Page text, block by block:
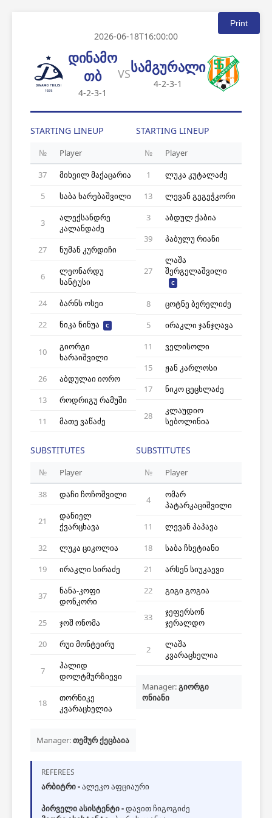
Print
2026-06-18T16:00:00
დინამო
თბ
4-2-3-1
VSსამგურალი
4-2-3-1
STARTING LINEUP
№
Player
37
მიხეილ მაქაცარია
5
საბა ხარებაშვილი
3
ალექსანდრე
კალანდაძე
27
ნუმან კურდიჩი
6
ლეონარდუ
სანტუსი
24
ბარნს ოსეი
22
ნიკა ნინუა C
10
გიორგი
ხარაიშვილი
26
აბდულაი იორო
13
როდრიგუ რამუში
11
მათე ვაწაძე
SUBSTITUTES
№
Player
38
დაჩი ჩოჩოშვილი
21
დანიელ
ქვარცხავა
32
ლუკა ციკოლია
19
ირაკლი სირაძე
37
ნანა-კოფი
დონკორი
25
ჯოშ ონომა
20
რუი მონტეირუ
7
ჰალიდ
დოლტმურზიევი
18
თორნიკე
კვარაცხელია
Manager:თემურ ქეცბაია
STARTING LINEUP
№
Player
1
ლუკა კუტალაძე
13
ლევან გეგეჭკორი
3
აბდულ ქაბია
39
პაბულუ რიანი
27
ლაშა
შერგელაშვილი
C
8
ცოტნე ბერელიძე
5
ირაკლი ჯანჯღავა
11
ველისოლი
15
ჟან კარლოსი
17
ნიკო ცეცხლაძე
28
კლაუდიო
სებოლინია
SUBSTITUTES
№ Player
4
ომარ
პატარკაციშვილი
11
ლევან პაპავა
18
საბა ჩხეტიანი
21
არსენ სიუკაევი
22
გიგი გოგია
33
ჯეფერსონ
ჯერალდო
2
ლაშა
კვარაცხელია
Manager:გიორგი
ონიანი
REFEREES
არბიტრი -ალეკო აფციაური
პირველი ასისტენტი -დავით ჩიგოგიძე